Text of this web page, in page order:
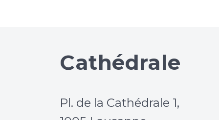
Cathédrale
Pl. de la Cathédrale 1,